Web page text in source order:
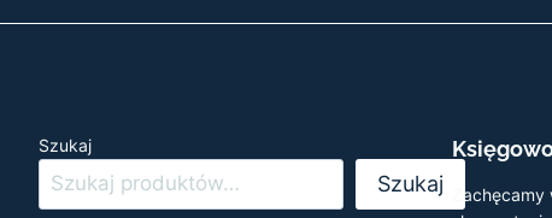
Szukaj
Szukaj